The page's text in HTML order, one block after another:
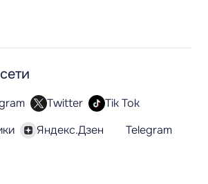
Twitter
Tik Tok
Яндекс.Дзен
Telegram